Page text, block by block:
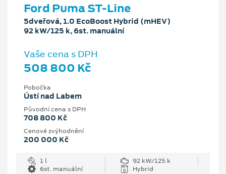
Ford Puma ST-Line
5dveřová, 1.0 EcoBoost Hybrid (mHEV)
92 kW/125 k, 6st. manuální
Vaše cena s DPH
508 800 Kč
Pobočka
Ústí nad Labem
Původní cena s DPH
708 800 Kč
Cenové zvýhodnění
200 000 Kč
1 l
92 kW/125 k
6st. manuální
Hybrid